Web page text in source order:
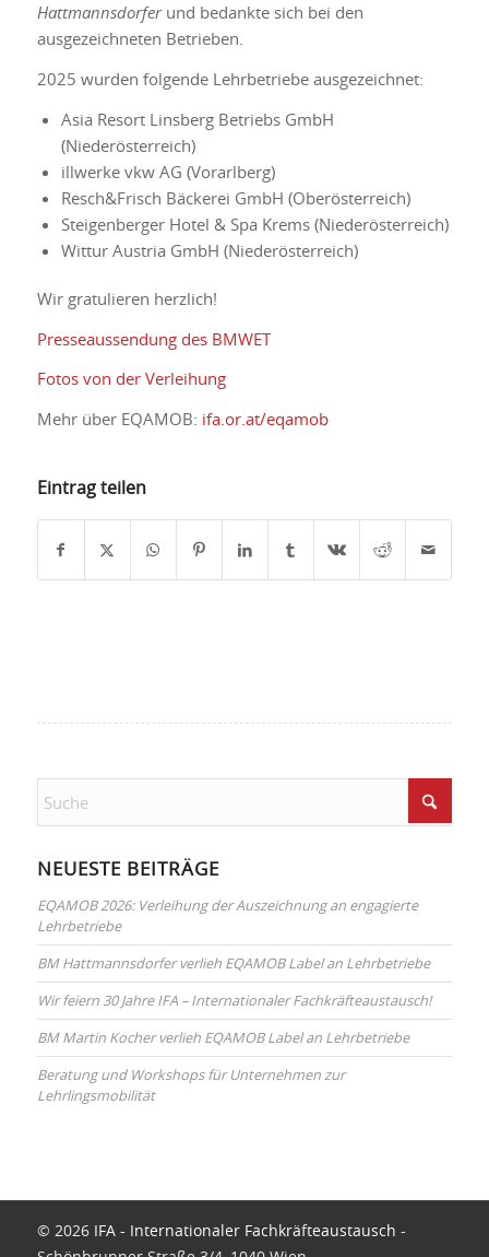
Hattmannsdorfer und bedankte sich bei den
ausgezeichneten Betrieben.
2025 wurden folgende Lehrbetriebe ausgezeichnet:
Asia Resort Linsberg Betriebs GmbH
(Niederösterreich)
illwerke vkw AG (Vorarlberg)
Resch&Frisch Bäckerei GmbH (Oberösterreich)
Steigenberger Hotel & Spa Krems (Niederösterreich)
Wittur Austria GmbH (Niederösterreich)
Wir gratulieren herzlich!
Presseaussendung des BMWET
Fotos von der Verleihung
Mehr über EQAMOB: ifa.or.at/eqamob
Eintrag teilen
NEUESTE BEITRÄGE
EQAMOB 2026: Verleihung der Auszeichnung an engagierte
Lehrbetriebe
BM Hattmannsdorfer verlieh EQAMOB Label an Lehrbetriebe
Wir feiern 30 Jahre IFA – Internationaler Fachkräfteaustausch!
BM Martin Kocher verlieh EQAMOB Label an Lehrbetriebe
Beratung und Workshops für Unternehmen zur
Lehrlingsmobilität
© 2026 IFA - Internationaler Fachkräfteaustausch -